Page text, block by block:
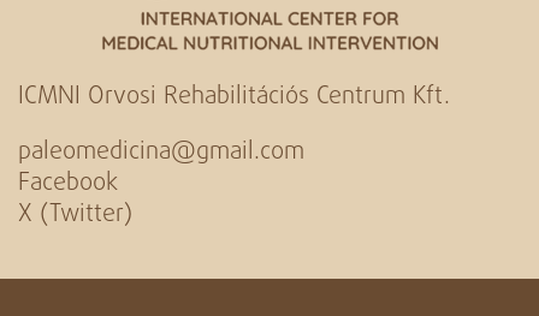
ICMNI Orvosi Rehabilitációs Centrum Kft.
paleomedicina@gmail.com
Facebook
X (Twitter)